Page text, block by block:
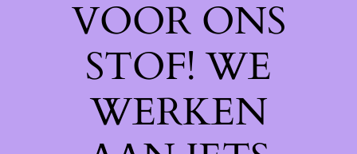
VOOR ONS
STOF! WE
WERKEN